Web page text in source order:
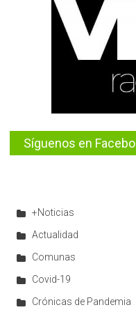
Síguenos en
+Noticias
Actualidad
Comunas
Covid-19
Crónicas de Pandemia